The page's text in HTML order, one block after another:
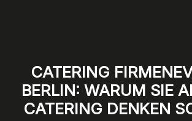
CATERING
BERLIN: WARUM SIE
CATERING DENKEN